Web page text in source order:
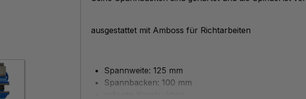
ausgestattet mit Amboss für Richtarbeiten
Spannweite: 125 mm
Spannbacken: 100 mm